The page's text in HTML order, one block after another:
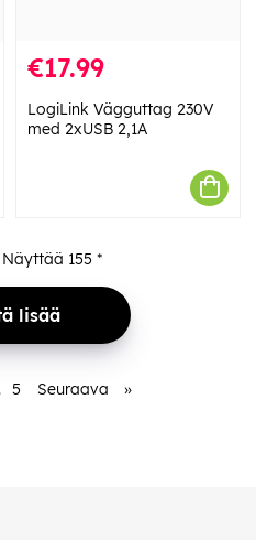
€17.99
LogiLink Vägguttag 230V
med 2xUSB 2,1A
155 *
lisää
5 Seuraava »